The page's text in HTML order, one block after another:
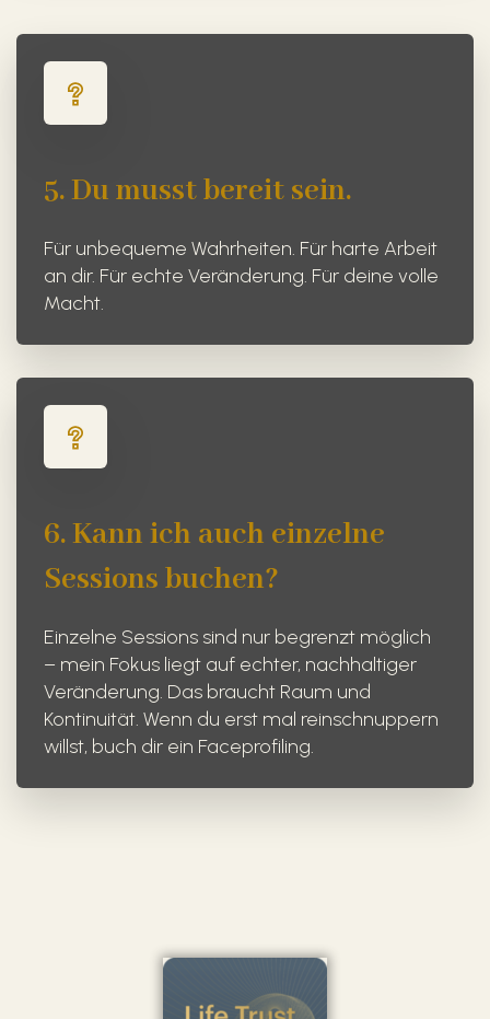
5. Du musst bereit sein.
Für unbequeme Wahrheiten. Für harte Arbeit
an dir. Für echte Veränderung. Für deine volle
Macht.
6. Kann ich auch einzelne
Sessions buchen?
Einzelne Sessions sind nur begrenzt möglich
– mein Fokus liegt auf echter, nachhaltiger
Veränderung. Das braucht Raum und
Kontinuität. Wenn du erst mal reinschnuppern
willst, buch dir ein Faceprofiling.